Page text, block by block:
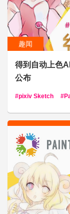
趣闻
得到自动上色
公布
pixiv Sketch